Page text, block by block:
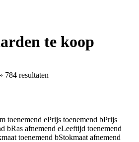
te koop
» 784 resultaten
toenemend ePrijs toenemend bPrijs
bRas afnemend eLeeftijd toenemend
toenemend bStokmaat afnemend